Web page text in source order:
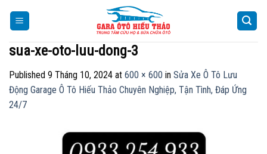
sua-xe-oto-luu-dong-3
Published 9 Tháng 10, 2024 at 600 × 600 in Sửa Xe Ô Tô Lưu
Động Garage Ô Tô Hiếu Thảo Chuyên Nghiệp, Tận Tình, Đáp Ứng
24/7